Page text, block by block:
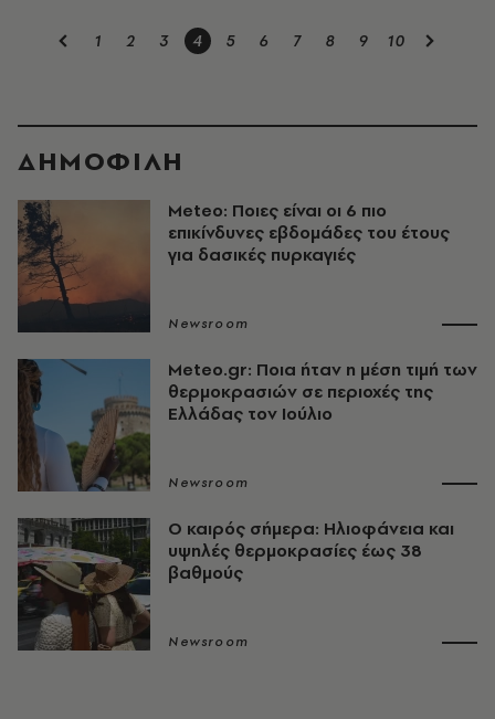
1 2 3 4 5 6 7 8 9 10
ΔΗΜΟΦΙΛΗ
Meteo: Ποιες είναι οι 6 πιο
επικίνδυνες εβδομάδες του έτους
για δασικές πυρκαγιές
Newsroom
Meteo.gr: Ποια ήταν η μέση τιμή των
θερμοκρασιών σε περιοχές της
Ελλάδας τον Ιούλιο
Newsroom
Ο καιρός σήμερα: Ηλιοφάνεια και
υψηλές θερμοκρασίες έως 38
βαθμούς
Newsroom